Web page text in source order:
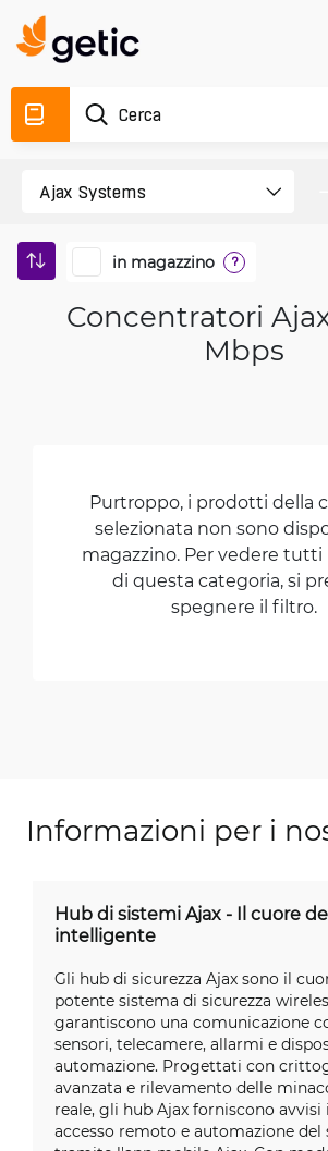
in magazzino ?
Concentratori Ajax
Mbps
Purtroppo, i prodotti della
selezionata non sono
magazzino. Per vedere
di questa categoria, si
spegnere il filtro.
Informazioni per i
Hub di sistemi Ajax - Il cuore
intelligente
Gli hub di sicurezza Ajax sono il
potente sistema di sicurezza
garantiscono una comunicazione
sensori, telecamere, allarmi e
automazione. Progettati con
avanzata e rilevamento delle
reale, gli hub Ajax forniscono
accesso remoto e automazione del